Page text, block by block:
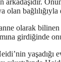
arkadaşıdır.
olan
olarak
girdiğinde
yaşadığı